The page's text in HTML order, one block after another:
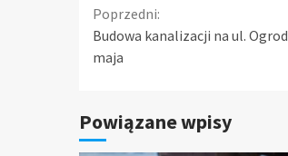
Continue
Reading
Poprzedni:
Budowa kanalizacji na ul.
maja
Powiązane wpisy